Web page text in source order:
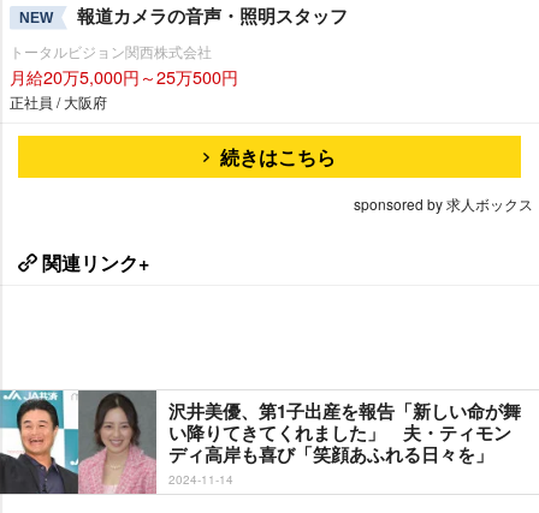
NEW 報道カメラの音声・照明スタッフ
トータルビジョン関西株式会社
月給20万5,000円～25万500円
正社員 / 大阪府
続きはこちら
sponsored by 求人ボックス
関連リンク+
沢井美優、第1子出産を報告「新しい命が舞
い降りてきてくれました」 夫・ティモン
ディ高岸も喜び「笑顔あふれる日々を」
2024-11-14